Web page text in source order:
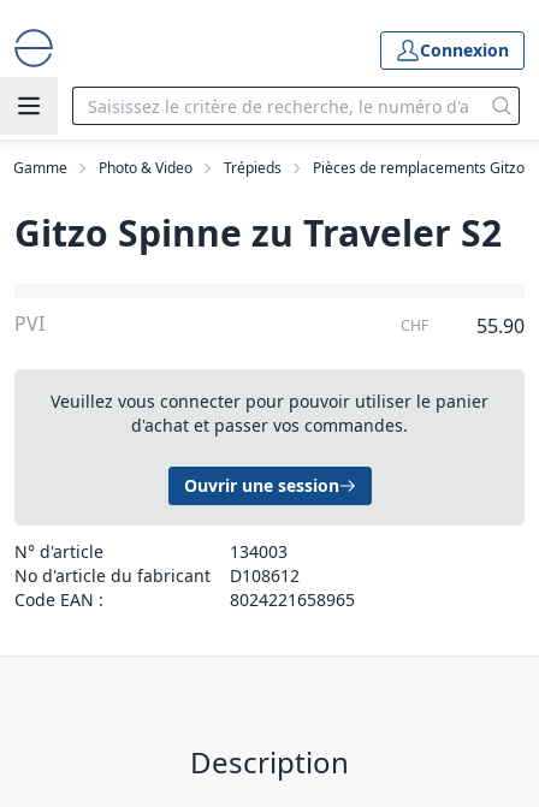
Connexion
Gamme Photo & Video Trépieds Pièces de remplacements Gitzo
Gitzo Spinne zu Traveler S2
PVI CHF 55.90
Veuillez vous connecter pour pouvoir utiliser le panier
d'achat et passer vos commandes.
Ouvrir une session
N° d'article
134003
No d'article du fabricant
D108612
Code EAN :
8024221658965
Description